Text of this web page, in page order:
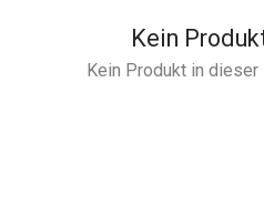
Kein
Kein Produkt in